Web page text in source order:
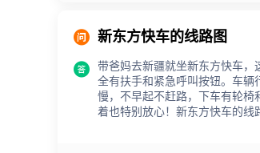
 新东方快车的线路图

带爸妈去新疆就坐新东方快车，
全有扶手和紧急呼叫按钮。车
慢，不早起不赶路，下车有轮
着也特别放心！新东方快车的线